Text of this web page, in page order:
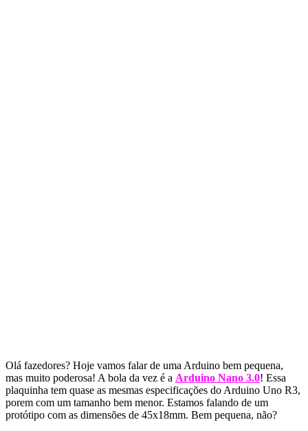
Olá fazedores? Hoje vamos falar de uma Arduino bem pequena,
mas muito poderosa! A bola da vez é a Arduino Nano 3.0! Essa
plaquinha tem quase as mesmas especificações do Arduino Uno R3,
porem com um tamanho bem menor. Estamos falando de um
protótipo com as dimensões de 45x18mm. Bem pequena, não?